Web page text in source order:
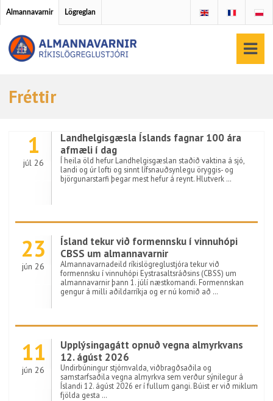
Almannavarnir Lögreglan
Fréttir
1
júl 26
Landhelgisgæsla Íslands fagnar 100 ára
afmæli í dag
Í heila öld hefur Landhelgisgæslan staðið vaktina á sjó,
landi og úr lofti og sinnt lífsnauðsynlegu öryggis- og
björgunarstarfi þegar mest hefur á reynt. Hlutverk …
23
jún 26
Ísland tekur við formennsku í vinnuhópi
CBSS um almannavarnir
Almannavarnadeild ríkislögreglustjóra tekur við
formennsku í vinnuhópi Eystrasaltsráðsins (CBSS) um
almannavarnir þann 1. júlí næstkomandi. Formennskan
gengur á milli aðildarríkja og er nú komið að …
11
jún 26
Upplýsingagátt opnuð vegna almyrkvans
12. ágúst 2026
Undirbúningur stjórnvalda, viðbragðsaðila og
samstarfsaðila vegna almyrkva sem verður sýnilegur á
Íslandi 12. ágúst 2026 er í fullum gangi. Búist er við miklum
fjölda gesta …